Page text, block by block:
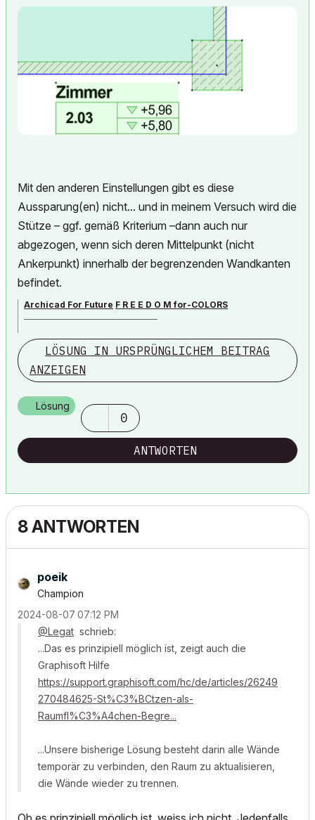
Mit den anderen Einstellungen gibt es diese
Aussparung(en) nicht... und in meinem Versuch wird die
Stütze – ggf. gemäß Kriterium –dann auch nur
abgezogen, wenn sich deren Mittelpunkt (nicht
Ankerpunkt) innerhalb der begrenzenden Wandkanten
befindet.
Archicad For Future F R E E D O M for-COLORS
archicad versions 8-29 | mac os 13 | win 11
LÖSUNG IN URSPRÜNGLICHEM BEITRAG
ANZEIGEN
Lösung
0
ANTWORTEN
8 ANTWORTEN
poeik
Champion
‎2024-08-07 07:12 PM
@Legat schrieb:
...Das es prinzipiell möglich ist, zeigt auch die
Graphisoft Hilfe
https://support.graphisoft.com/hc/de/articles/26249
270484625-St%C3%BCtzen-als-
Raumfl%C3%A4chen-Begre...
...Unsere bisherige Lösung besteht darin alle Wände
temporär zu verbinden, den Raum zu aktualisieren,
die Wände wieder zu trennen.